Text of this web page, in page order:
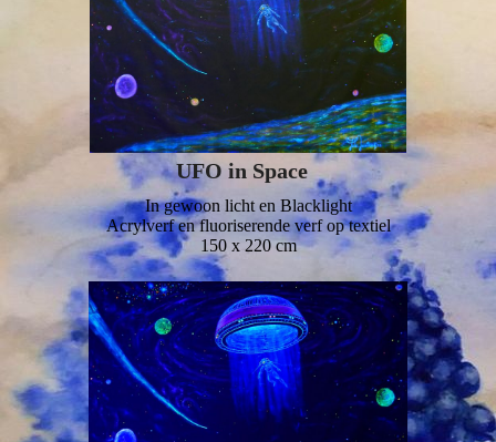
UFO in Space
In gewoon licht en Blacklight
Acrylverf en fluoriserende verf op textiel
150 x 220 cm